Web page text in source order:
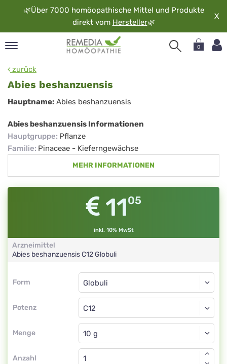
🌿Über 7000 homöopathische Mittel und Produkte
direkt vom Hersteller🌿
X
0
zurück
Abies beshanzuensis
Abies
beshanzuensis
Hauptname: Abies beshanzuensis
Abies beshanzuensis Informationen
Hauptgruppe: Pflanze
Familie: Pinaceae - Kieferngewächse
MEHR INFORMATIONEN
1105
inkl. 10% MwSt
Arzneimittel
Abies beshanzuensisC12Globuli
Form
Form
Potenz
Globuli
C12
Menge
Globuli
Anzahl